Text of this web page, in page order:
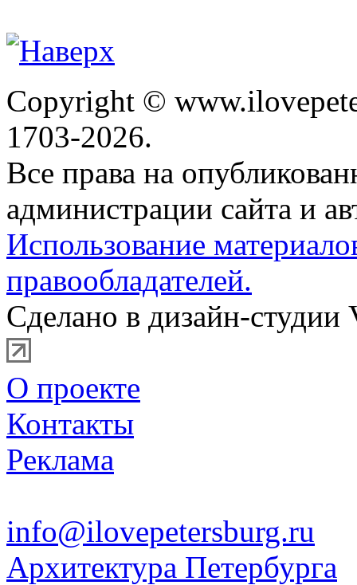
Copyright ©
1703-2026.
Все права на
администрации сайта и
Использование
правообладателей.
Сделано в дизайн-студии
О проекте
Контакты
Реклама
info@ilovepetersburg.ru
Архитектура Петербурга